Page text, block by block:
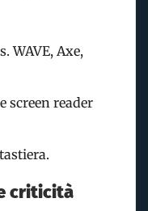
WAVE, Axe,
screen reader
criticità